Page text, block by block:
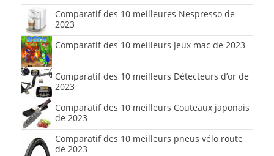
Comparatif des 10 meilleures Nespresso de
2023
Comparatif des 10 meilleurs Jeux mac de 2023
Comparatif des 10 meilleurs Détecteurs d’or de
2023
Comparatif des 10 meilleurs Couteaux japonais
de 2023
Comparatif des 10 meilleurs pneus vélo route
de 2023